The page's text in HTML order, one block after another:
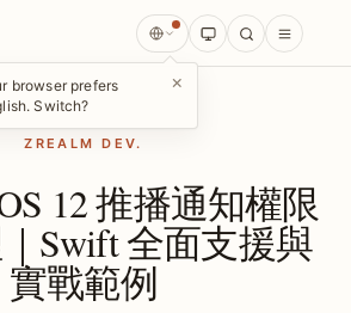
browser prefers
Switch?
×
ZREALM DEV.
12 推播通知權限
Swift 全面支援與
實戰範例